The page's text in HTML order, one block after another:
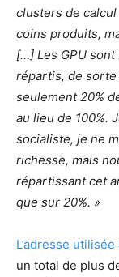
clusters de
coins produits,
[…] Les GPU
répartis, de
seulement 20%
au lieu de 100%.
socialiste, je ne
richesse, mais
répartissant cet
que sur 20%. »
L’adresse
un total de plus